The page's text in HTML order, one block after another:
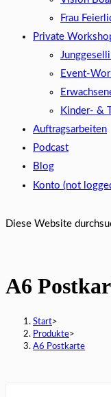
Frau
Private
Event-
Kinder- &
Auftragsarbeiten
Podcast
Blog
Konto (not
Diese Website
A6
Start>
Produkte>
A6 Postkarte